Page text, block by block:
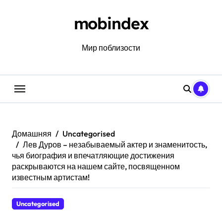
mobindex
Мир поблизости
Домашняя
Uncategorised
Лев Дуров – незабываемый актер и знаменитость,
чья биография и впечатляющие достижения
раскрываются на нашем сайте, посвященном
известным артистам!
Uncategorised